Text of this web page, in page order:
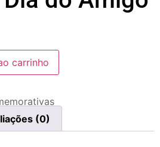
carrinho
(0)